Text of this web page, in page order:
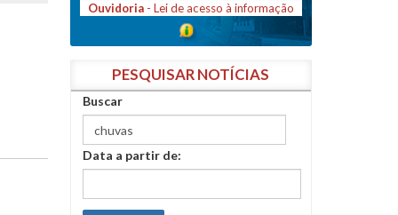
Ouvidoria- Lei de acesso à informação
PESQUISAR NOTÍCIAS
Buscar
Data a partir de: